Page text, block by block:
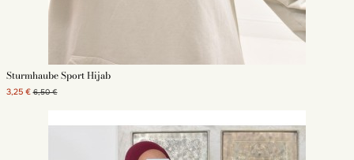
Sturmhaube Sport Hijab
3,25 €6,50 €